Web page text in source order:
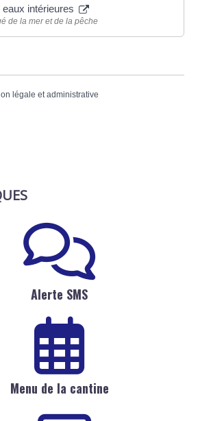
intérieures
de la mer et de la pêche
légale et administrative
Alerte SMS
Menu de la cantine